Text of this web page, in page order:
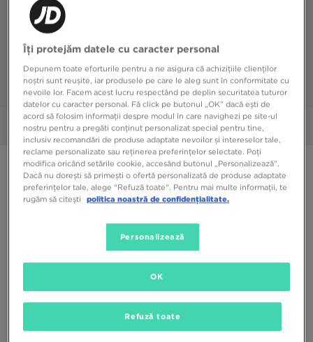
Poze 360°
HOKA STINSON 7
449,99 RON
Îți protejăm datele cu caracter personal
Depunem toate eforturile pentru a ne asigura că achizițiile clienților
noștri sunt reușite, iar produsele pe care le aleg sunt în conformitate cu
nevoile lor. Facem acest lucru respectând pe deplin securitatea tuturor
datelor cu caracter personal. Fă click pe butonul „OK” dacă ești de
acord să folosim informații despre modul în care navighezi pe site-ul
nostru pentru a pregăti conținut personalizat special pentru tine,
inclusiv recomandări de produse adaptate nevoilor și intereselor tale,
reclame personalizate sau reținerea preferințelor selectate. Poți
modifica oricând setările cookie, accesând butonul „Personalizează”.
Dacă nu dorești să primești o ofertă personalizată de produse adaptate
preferințelor tale, alege "Refuză toate". Pentru mai multe informații, te
rugăm să citești
politica noastră de confidențialitate.
Personalizează
Refuză toate
OK